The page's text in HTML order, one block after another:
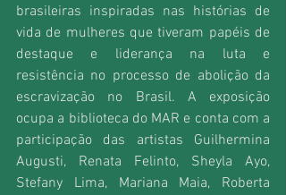
brasileiras inspiradas nas histórias de
vida de mulheres que tiveram papéis de
destaque e liderança na luta e
resistência no processo de abolição da
escravização no Brasil. A exposição
ocupa a biblioteca do MAR e conta com a
participação das artistas Guilhermina
Augusti, Renata Felinto, Sheyla Ayo,
Stefany Lima, Mariana Maia, Roberta